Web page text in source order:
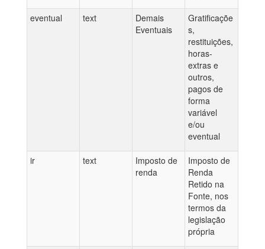
eventual text
Demais
Eventuais
Gratificaçõe
s,
restituições,
horas-
extras e
outros,
pagos de
forma
variável
e/ou
eventual
ir text
Imposto de
renda
Imposto de
Renda
Retido na
Fonte, nos
termos da
legislação
própria